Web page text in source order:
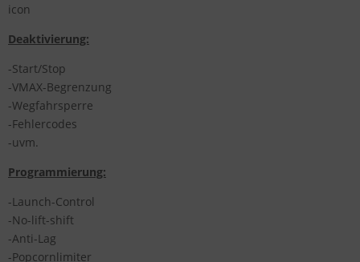
icon
Deaktivierung:
-Start/Stop
-VMAX-Begrenzung
-Wegfahrsperre
-Fehlercodes
-uvm.
Programmierung:
-Launch-Control
-No-lift-shift
-Anti-Lag
-Popcornlimiter